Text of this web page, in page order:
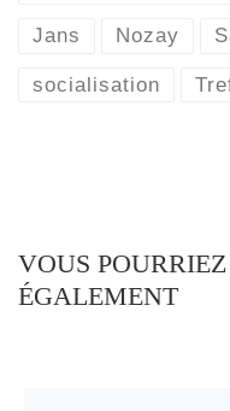
Jans Nozay
socialisation
VOUS
ÉGALEMENT